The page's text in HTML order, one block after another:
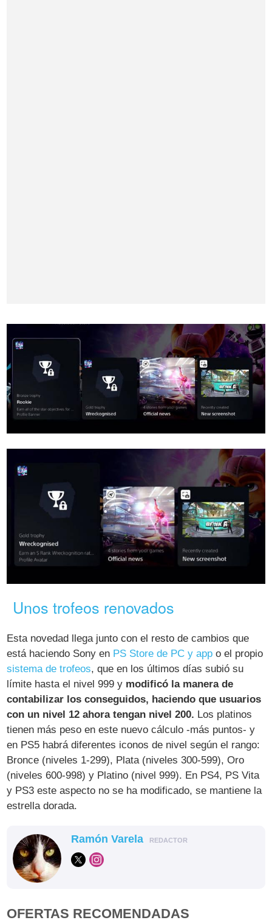
Unos trofeos renovados
Esta novedad llega junto con el resto de cambios que
está haciendo Sony en PS Store de PC y app o el propio
sistema de trofeos, que en los últimos días subió su
límite hasta el nivel 999 y modificó la manera de
contabilizar los conseguidos, haciendo que usuarios
con un nivel 12 ahora tengan nivel 200. Los platinos
tienen más peso en este nuevo cálculo -más puntos- y
en PS5 habrá diferentes iconos de nivel según el rango:
Bronce (niveles 1-299), Plata (niveles 300-599), Oro
(niveles 600-998) y Platino (nivel 999). En PS4, PS Vita
y PS3 este aspecto no se ha modificado, se mantiene la
estrella dorada.
Ramón Varela REDACTOR
OFERTAS RECOMENDADAS